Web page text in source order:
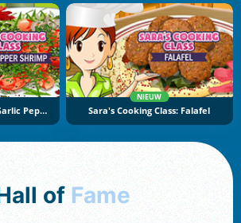
Sara's Cooking Class - Garlic Pepper Shrimp
NIEUW
Sara's Cooking Class: Falafel
Hall of Fame